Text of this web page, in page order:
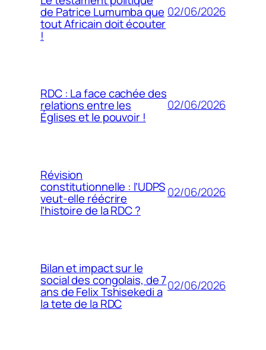
de Patrice Lumumba que
tout Africain doit écouter
!
02/06/2026
RDC : La face cachée des
relations entre les
Églises et le pouvoir !
02/06/2026
Révision
constitutionnelle : l’UDPS
veut-elle réécrire
l’histoire de la RDC ?
02/06/2026
Bilan et impact sur le
social des congolais, de 7
ans de Felix Tshisekedi a
la tete de la RDC
02/06/2026